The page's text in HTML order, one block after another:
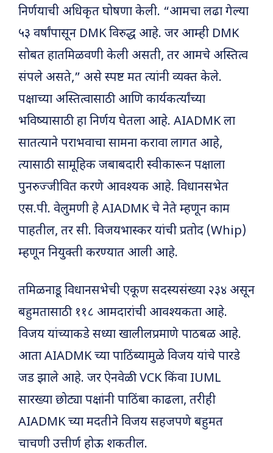
निर्णयाची अधिकृत घोषणा केली. “आमचा लढा गेल्या
५३ वर्षांपासून DMK विरुद्ध आहे. जर आम्ही DMK
सोबत हातमिळवणी केली असती, तर आमचे अस्तित्व
संपले असते,” असे स्पष्ट मत त्यांनी व्यक्त केले.
पक्षाच्या अस्तित्वासाठी आणि कार्यकर्त्यांच्या
भविष्यासाठी हा निर्णय घेतला आहे. AIADMK ला
सातत्याने पराभवाचा सामना करावा लागत आहे,
त्यासाठी सामूहिक जबाबदारी स्वीकारून पक्षाला
पुनरुज्जीवित करणे आवश्यक आहे. विधानसभेत
एस.पी. वेलुमणी हे AIADMK चे नेते म्हणून काम
पाहतील, तर सी. विजयभास्कर यांची प्रतोद (Whip)
म्हणून नियुक्ती करण्यात आली आहे.
तमिळनाडू विधानसभेची एकूण सदस्यसंख्या २३४ असून
बहुमतासाठी ११८ आमदारांची आवश्यकता आहे.
विजय यांच्याकडे सध्या खालीलप्रमाणे पाठबळ आहे.
आता AIADMK च्या पाठिंब्यामुळे विजय यांचे पारडे
जड झाले आहे. जर ऐनवेळी VCK किंवा IUML
सारख्या छोट्या पक्षांनी पाठिंबा काढला, तरीही
AIADMK च्या मदतीने विजय सहजपणे बहुमत
चाचणी उत्तीर्ण होऊ शकतील.